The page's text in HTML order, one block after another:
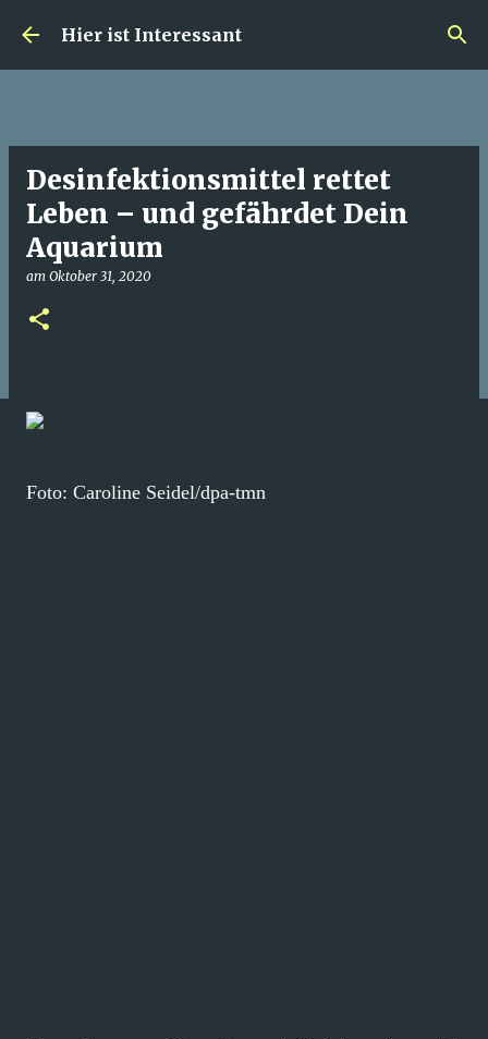
Direkt zum Hauptbereich
Hier ist Interessant
Desinfektionsmittel rettet
Leben – und gefährdet Dein
Aquarium
am Oktober 31, 2020
Foto: Caroline Seidel/dpa-tmn